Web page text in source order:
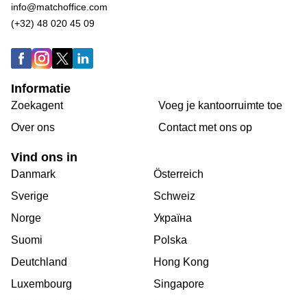
info@matchoffice.com
(+32) 48 020 45 09
Informatie
Zoekagent
Over ons
Voeg je kantoorruimte toe
Сontact met ons op
Vind ons in
Danmark
Sverige
Norge
Suomi
Deutchland
Luxembourg
Österreich
Schweiz
Україна
Polska
Hong Kong
Singapore